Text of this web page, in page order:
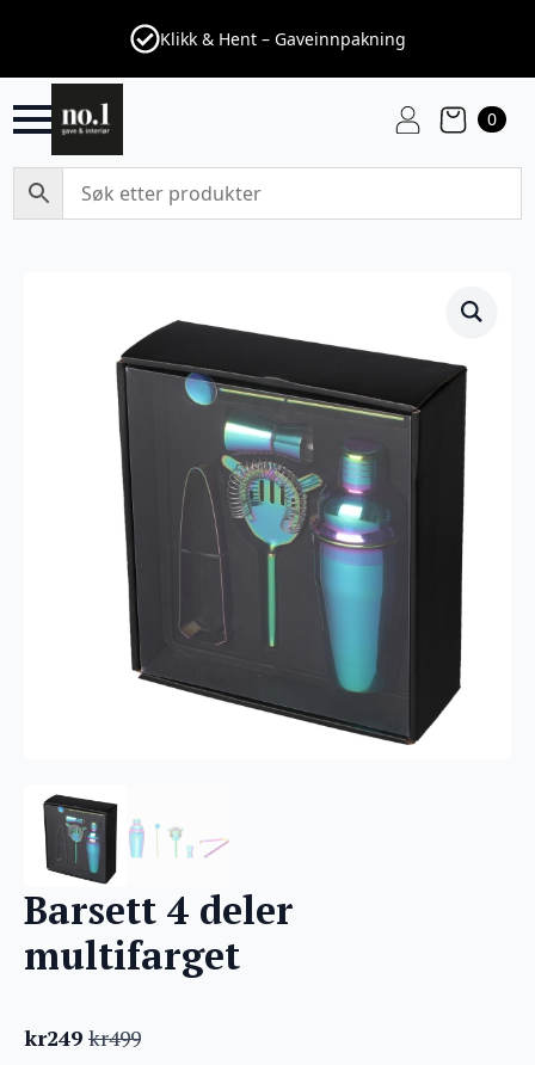
Klikk & Hent – Gaveinnpakning
0
Barsett 4 deler
multifarget
kr499
Opprinnelig
kr249
Nåværende